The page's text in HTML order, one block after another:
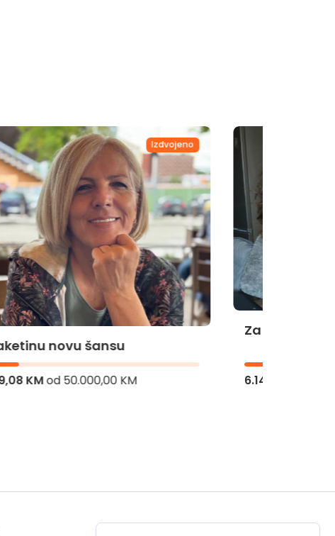
Izdvojeno
Za Bademinu operaciju
6.140,09 KMod45.000,00 KM